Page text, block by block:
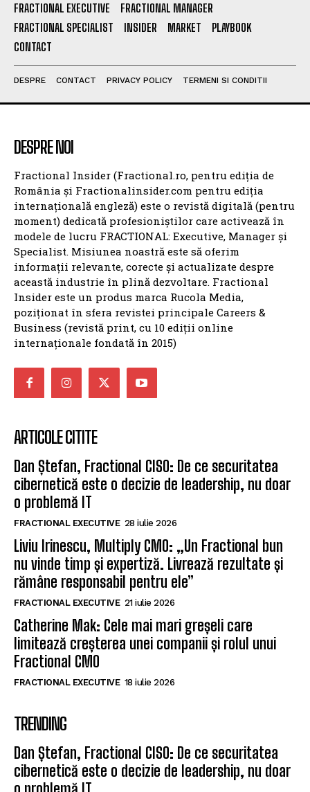
FRACTIONAL EXECUTIVE
FRACTIONAL MANAGER
FRACTIONAL SPECIALIST
INSIDER MARKET
PLAYBOOK
CONTACT
DESPRE CONTACT PRIVACY POLICY TERMENI SI CONDITII
DESPRE NOI
Fractional Insider (Fractional.ro, pentru ediția de
România și Fractionalinsider.com pentru ediția
internațională engleză) este o revistă digitală (pentru
moment) dedicată profesioniștilor care activează în
modele de lucru FRACTIONAL: Executive, Manager și
Specialist. Misiunea noastră este să oferim
informații relevante, corecte și actualizate despre
această industrie în plină dezvoltare. Fractional
Insider este un produs marca Rucola Media,
poziționat în sfera revistei principale Careers &
Business (revistă print, cu 10 ediții online
internaționale fondată în 2015)
ARTICOLE CITITE
Dan Ștefan, Fractional CISO: De ce securitatea
cibernetică este o decizie de leadership, nu doar
o problemă IT
FRACTIONAL EXECUTIVE 28 iulie 2026
Liviu Irinescu, Multiply CMO: „Un Fractional bun
nu vinde timp și expertiză. Livrează rezultate și
rămâne responsabil pentru ele”
FRACTIONAL EXECUTIVE 21 iulie 2026
Catherine Mak: Cele mai mari greșeli care
limitează creșterea unei companii și rolul unui
Fractional CMO
FRACTIONAL EXECUTIVE 18 iulie 2026
TRENDING
Dan Ștefan, Fractional CISO: De ce securitatea
cibernetică este o decizie de leadership, nu doar